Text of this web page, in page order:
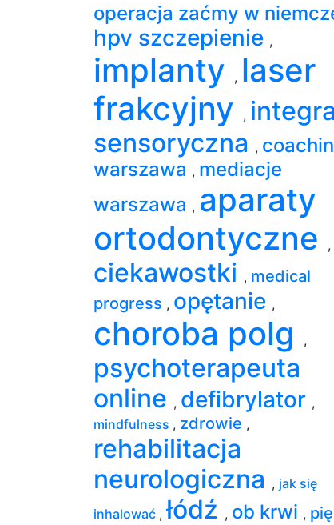
operacja zaćmy w
hpv szczepienie ,
implanty , laser
frakcyjny
,
sensoryczna ,
warszawa , mediacje
warszawa , aparaty
ortodontyczne
,
ciekawostki , medical
progress , opętanie ,
choroba polg ,
psychoterapeuta
online , defibrylator ,
mindfulness , zdrowie ,
rehabilitacja
neurologiczna , jak się
inhalować ,łódź , ob krwi ,